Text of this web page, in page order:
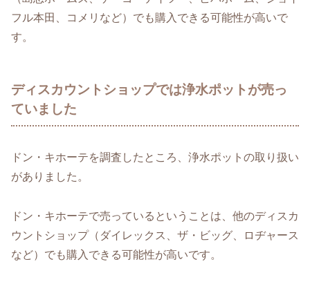
フル本田、コメリなど）でも購入できる可能性が高いで
す。
ディスカウントショップでは浄水ポットが売っ
ていました
ドン・キホーテを調査したところ、浄水ポットの取り扱い
がありました。
ドン・キホーテで売っているということは、他のディスカ
ウントショップ（ダイレックス、ザ・ビッグ、ロヂャース
など）でも購入できる可能性が高いです。